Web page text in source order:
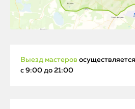
Выезд мастеров осуществляется
с 9:00 до 21:00